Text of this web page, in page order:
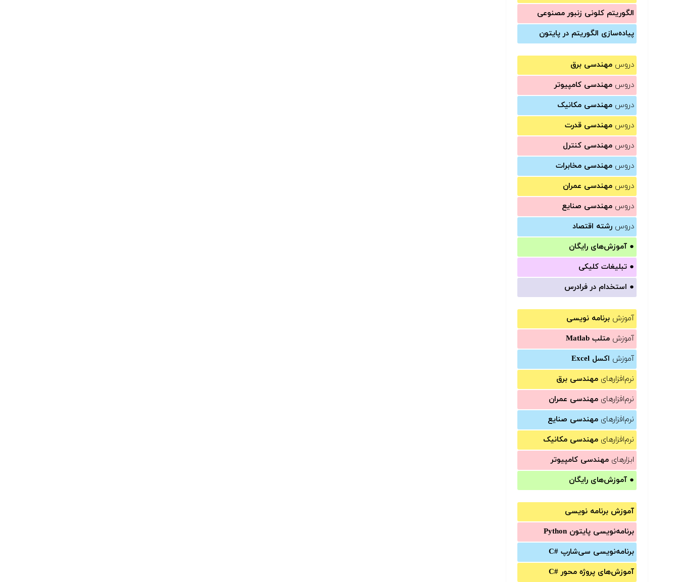
الگوریتم کلونی زنبور مصنوعی
پیاده‌سازی الگوریتم در پایتون
دروس مهندسی برق
دروس مهندسی کامپیوتر
دروس مهندسی مکانیک
دروس مهندسی قدرت
دروس مهندسی کنترل
دروس مهندسی مخابرات
دروس مهندسی عمران
دروس مهندسی صنایع
دروس رشته اقتصاد
● آموزش‌های رایگان
● تبلیغات کلیکی
● استخدام در فرادرس
آموزش برنامه نویسی
آموزش متلب Matlab
آموزش اکسل Excel
نرم‌افزارهای مهندسی برق
نرم‌افزارهای مهندسی عمران
نرم‌افزارهای مهندسی صنایع
نرم‌افزارهای مهندسی مکانیک
ابزارهای مهندسی کامپیوتر
● آموزش‌های رایگان
آموزش برنامه نویسی
برنامه‌نویسی پایتون Python
برنامه‌‌نویسی سی‌شارپ C#‎
آموزش‌های پروژه محور #C